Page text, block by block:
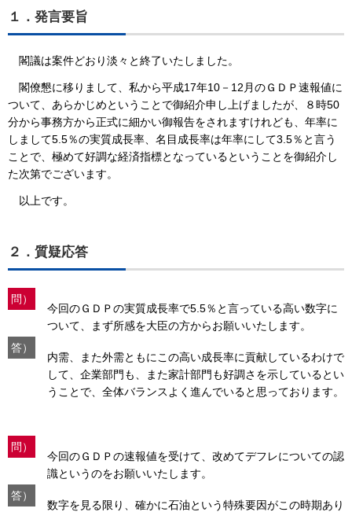
１．発言要旨
閣議は案件どおり淡々と終了いたしました。
閣僚懇に移りまして、私から平成17年10－12月のＧＤＰ速報値に
ついて、あらかじめということで御紹介申し上げましたが、８時50
分から事務方から正式に細かい御報告をされますけれども、年率に
しまして5.5％の実質成長率、名目成長率は年率にして3.5％と言う
ことで、極めて好調な経済指標となっているということを御紹介し
た次第でございます。
以上です。
２．質疑応答
問）
今回のＧＤＰの実質成長率で5.5％と言っている高い数字に
ついて、まず所感を大臣の方からお願いいたします。
答）
内需、また外需ともにこの高い成長率に貢献しているわけで
して、企業部門も、また家計部門も好調さを示しているとい
うことで、全体バランスよく進んでいると思っております。
問）
今回のＧＤＰの速報値を受けて、改めてデフレについての認
識というのをお願いいたします。
答）
数字を見る限り、確かに石油という特殊要因がこの時期あり